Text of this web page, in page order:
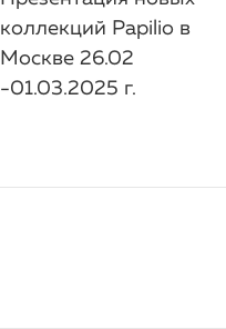
коллекций Papilio в
Москве 26.02
-01.03.2025 г.